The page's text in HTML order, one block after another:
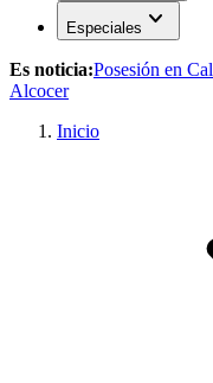
Especiales expand_more
Es noticia:Posesión en
Alcocer
Inicio